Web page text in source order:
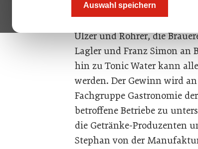
Auswahl speichern
Bis dato sind die
Ulzer und Rohrer, die
Lagler und Franz Simon an
hin zu Tonic Water kann
werden. Der Gewinn wird
Fachgruppe Gastronomie
betroffene Betriebe zu
die Getränke-Produzenten
Stephan von der